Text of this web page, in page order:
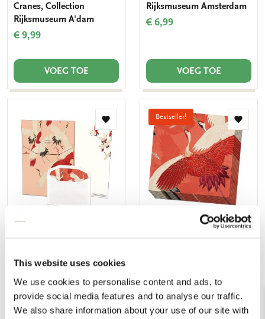
This website uses cookies
We use cookies to personalise content and ads, to
provide social media features and to analyse our traffic.
We also share information about your use of our site with
Cranes, Collection
Rijksmuseum A'dam
€ 9,99
VOEG TOE
Rijksmuseum Amsterdam
€ 6,99
VOEG TOE
Toevoegen
aan
verlanglijst
Cranes, Collection
Rijksmuseum Amsterdam
€ 7,99
Bestseller!
aan
Servetten: Woman haori
€ 3,99